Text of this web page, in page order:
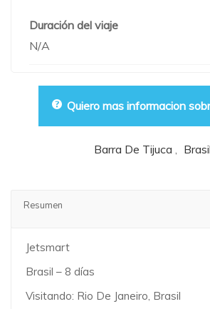
Duración del viaje
N/A
Quiero mas informacion
Barra De Tijuca Brasil
Resumen
Jetsmart
Brasil – 8 días
Visitando: Rio De Janeiro, Brasil